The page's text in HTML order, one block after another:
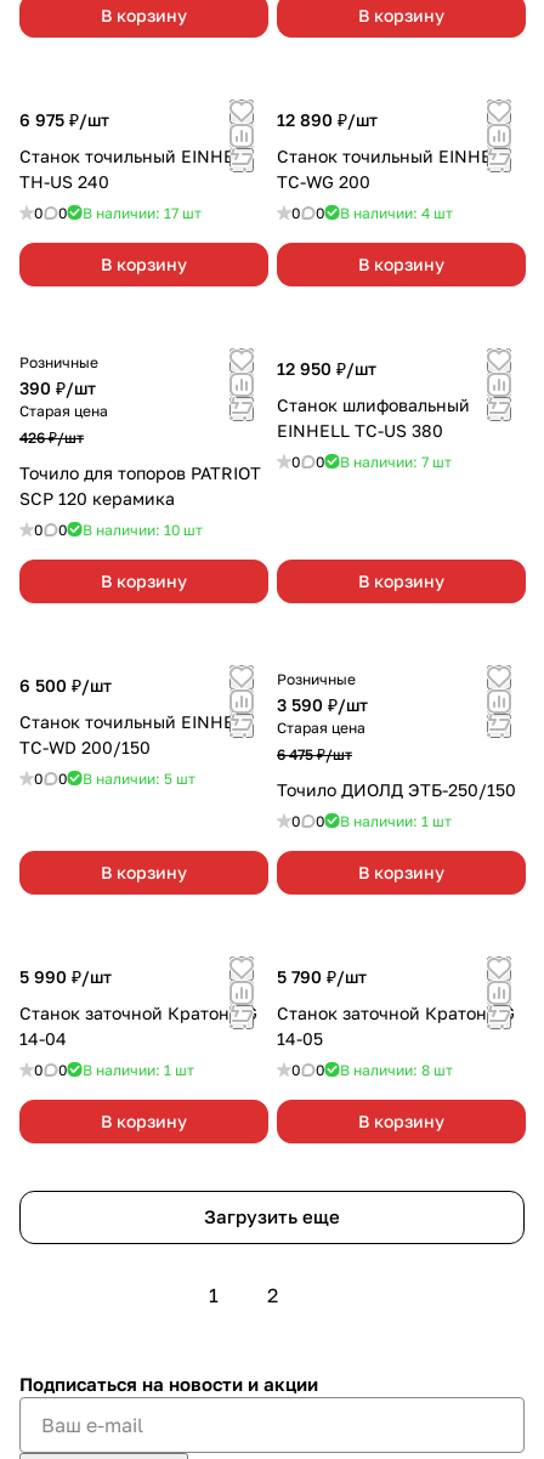
В корзину В корзину
6 975 ₽/шт
Станок точильный EINHELL
TН-US 240
0 0 В наличии: 17 шт
В корзину
12 890 ₽/шт
Станок точильный EINHELL
TC-WG 200
0 0 В наличии: 4 шт
В корзину
Розничные
390 ₽/шт
Старая цена
426 ₽/шт
Точило для топоров PATRIOT
SCP 120 керамика
0 0 В наличии: 10 шт
В корзину
12 950 ₽/шт
Станок шлифовальный
EINHELL TC-US 380
0 0 В наличии: 7 шт
В корзину
6 500 ₽/шт
Станок точильный EINHELL
TC-WD 200/150
0 0 В наличии: 5 шт
В корзину
Розничные
3 590 ₽/шт
Старая цена
6 475 ₽/шт
Точило ДИОЛД ЭТБ-250/150
0 0 В наличии: 1 шт
В корзину
5 990 ₽/шт
Станок заточной Кратон BG
14-04
0 0 В наличии: 1 шт
В корзину
5 790 ₽/шт
Станок заточной Кратон BG
14-05
0 0 В наличии: 8 шт
В корзину
Загрузить еще
1 2
Подписаться на новости и акции